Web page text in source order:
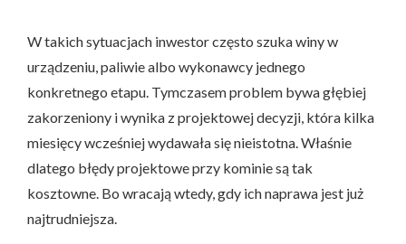
W takich sytuacjach inwestor często szuka winy w
urządzeniu, paliwie albo wykonawcy jednego
konkretnego etapu. Tymczasem problem bywa głębiej
zakorzeniony i wynika z projektowej decyzji, która kilka
miesięcy wcześniej wydawała się nieistotna. Właśnie
dlatego błędy projektowe przy kominie są tak
kosztowne. Bo wracają wtedy, gdy ich naprawa jest już
najtrudniejsza.